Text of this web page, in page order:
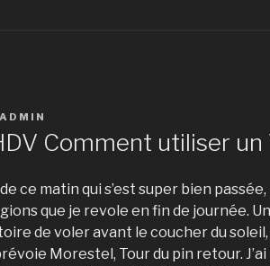
ADMIN
Comment utiliser un
ce matin qui s’est super bien passée,
que je revole en fin de journée.
de voler avant le coucher du
Morestel, Tour du pin retour. J’ai